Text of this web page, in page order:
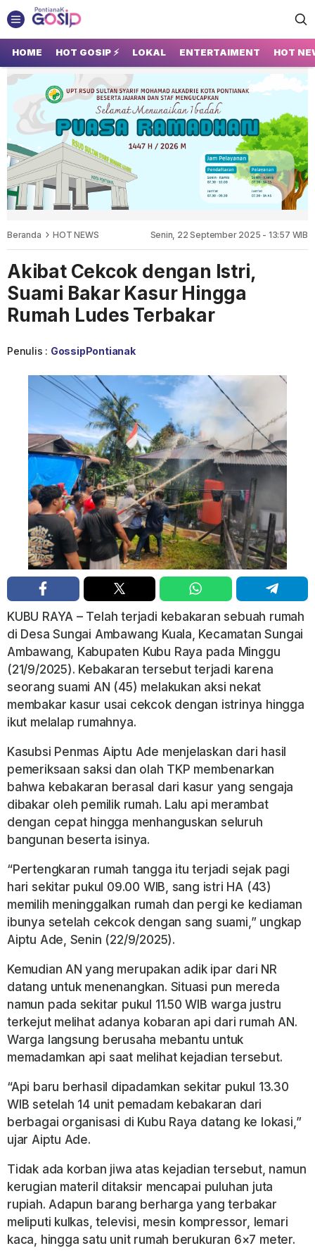
GOSIP PONTIANAK
Tempatnya Gosip Terupdate Pontianak
HOME HOT GOSIP ⚡ LOKAL ENTERTAIMENT HOT
Beranda HOT NEWS Senin, 22 September 2025 - 13:57 WIB
Akibat Cekcok dengan Istri,
Suami Bakar Kasur Hingga
Rumah Ludes Terbakar
Penulis : GossipPontianak
KUBU RAYA – Telah terjadi kebakaran sebuah rumah
di Desa Sungai Ambawang Kuala, Kecamatan Sungai
Ambawang, Kabupaten Kubu Raya pada Minggu
(21/9/2025). Kebakaran tersebut terjadi karena
seorang suami AN (45) melakukan aksi nekat
membakar kasur usai cekcok dengan istrinya hingga
ikut melalap rumahnya.
Kasubsi Penmas Aiptu Ade menjelaskan dari hasil
pemeriksaan saksi dan olah TKP membenarkan
bahwa kebakaran berasal dari kasur yang sengaja
dibakar oleh pemilik rumah. Lalu api merambat
dengan cepat hingga menhanguskan seluruh
bangunan beserta isinya.
“Pertengkaran rumah tangga itu terjadi sejak pagi
hari sekitar pukul 09.00 WIB, sang istri HA (43)
memilih meninggalkan rumah dan pergi ke kediaman
ibunya setelah cekcok dengan sang suami,” ungkap
Aiptu Ade, Senin (22/9/2025).
Kemudian AN yang merupakan adik ipar dari NR
datang untuk menenangkan. Situasi pun mereda
namun pada sekitar pukul 11.50 WIB warga justru
terkejut melihat adanya kobaran api dari rumah AN.
Warga langsung berusaha mebantu untuk
memadamkan api saat melihat kejadian tersebut.
“Api baru berhasil dipadamkan sekitar pukul 13.30
WIB setelah 14 unit pemadam kebakaran dari
berbagai organisasi di Kubu Raya datang ke lokasi,”
ujar Aiptu Ade.
Tidak ada korban jiwa atas kejadian tersebut, namun
kerugian materil ditaksir mencapai puluhan juta
rupiah. Adapun barang berharga yang terbakar
meliputi kulkas, televisi, mesin kompressor, lemari
kaca, hingga satu unit rumah berukuran 6×7 meter.